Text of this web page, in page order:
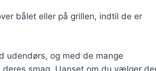
bålet eller på grillen, indtil de er
udendørs, og med de mange
smag. Uanset om du vælger